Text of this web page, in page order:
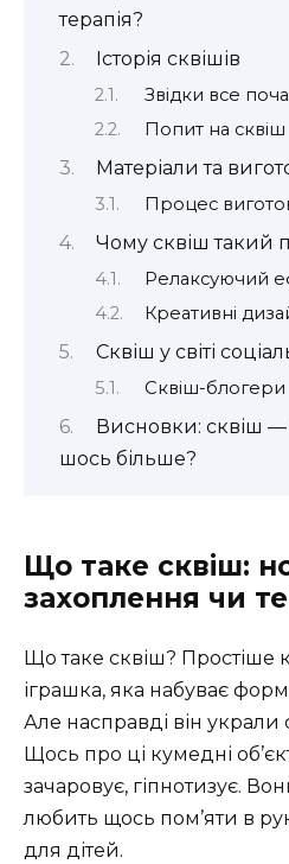
терапія?
Історія сквішів
Звідки все
Попит на сквіш
Матеріали та
Процес
Чому сквіш такий
Релаксуючий
Креативні
Сквіш у світі
Сквіш-блогери
Висновки: сквіш —
шось більше?
Що таке сквіш:
захоплення чи
Що таке сквіш? Простіше
іграшка, яка набуває
Але насправді він украли
Щось про ці кумедні
зачаровує, гіпнотизує.
любить щось пом’яти в
для дітей.